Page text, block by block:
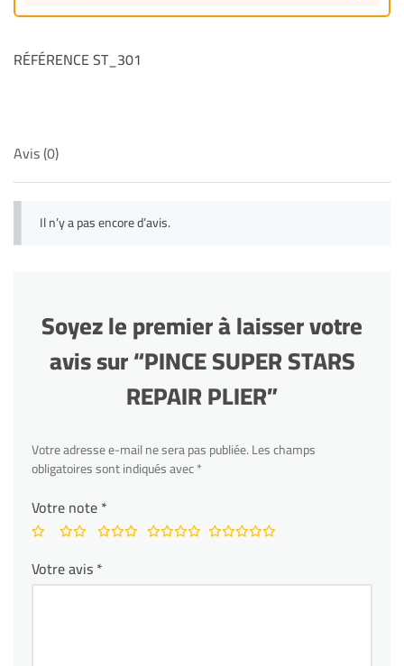
RÉFÉRENCE ST_301
Avis (0)
Il n’y a pas encore d’avis.
Soyez le premier à laisser votre
avis sur “PINCE SUPER STARS
REPAIR PLIER”
Votre adresse e-mail ne sera pas publiée.Les champs
obligatoires sont indiqués avec*
Votre note*
Votre avis*